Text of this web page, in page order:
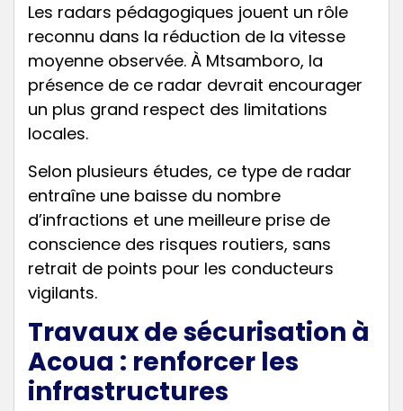
Les radars pédagogiques jouent un rôle
reconnu dans la réduction de la vitesse
moyenne observée. À Mtsamboro, la
présence de ce radar devrait encourager
un plus grand respect des limitations
locales.
Selon plusieurs études, ce type de radar
entraîne une baisse du nombre
d’infractions et une meilleure prise de
conscience des risques routiers, sans
retrait de points pour les conducteurs
vigilants.
Travaux de sécurisation à
Acoua : renforcer les
infrastructures